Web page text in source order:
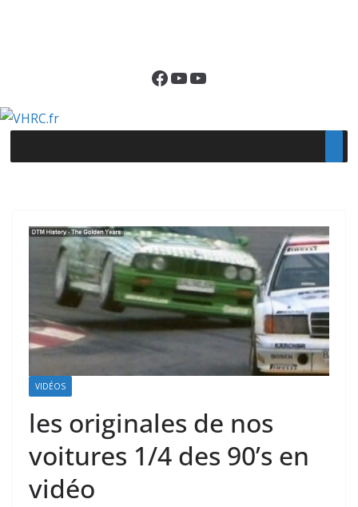
Facebook
YouTube
YouTube
VIDÉOS
les originales de nos
voitures 1/4 des 90’s en
vidéo